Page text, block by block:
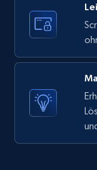
Twitter posts
ID, User
posted, Photos,